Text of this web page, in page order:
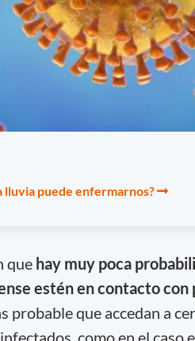
lluvia puede enfermarnos?
que hay muy poca
estén en contacto con
probable que accedan a
como en el caso